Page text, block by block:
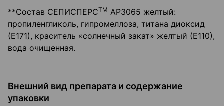
**Состав СЕПИСПЕРСТМ АР3065 желтый:
пропиленгликоль, гипромеллоза, титана диоксид
(Е171), краситель «солнечный закат» желтый (Е110),
вода очищенная.
Внешний вид препарата и содержание
упаковки